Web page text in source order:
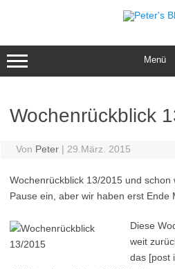
Menü
Wochenrückblick
Von Peter | 29.März. 2015
Wochenrückblick 13/2015 und
Pause ein, aber wir haben erst Ende
Diese
weit
das [post